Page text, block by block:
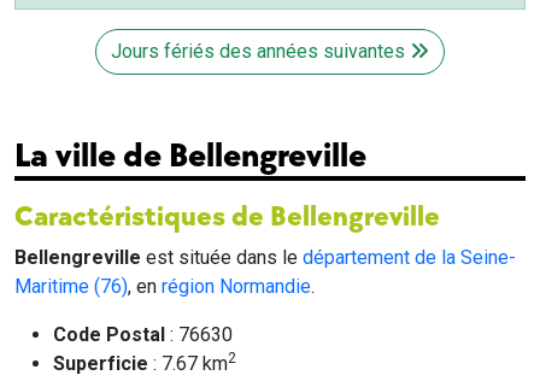
Jours fériés des années suivantes
La ville de Bellengreville
Caractéristiques de Bellengreville
Bellengreville est située dans le département de la Seine-
Maritime (76), en région Normandie.
Code Postal : 76630
Superficie : 7.67 km2